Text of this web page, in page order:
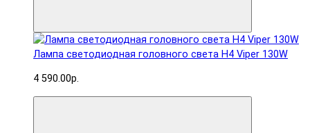
Лампа светодиодная головного света H4 Viper 130W
4 590.00р.